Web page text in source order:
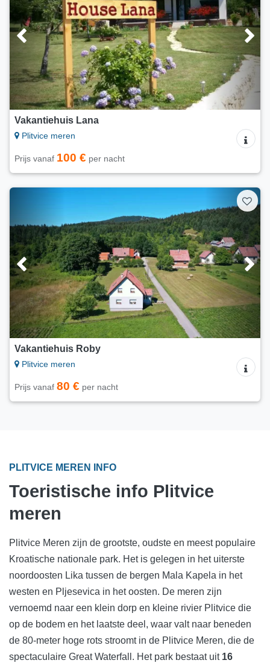
Vakantiehuis Lana
Plitvice meren
Prijs vanaf 100 € per nacht
Vakantiehuis Roby
Plitvice meren
Prijs vanaf 80 € per nacht
PLITVICE MEREN INFO
Toeristische info Plitvice
meren
Plitvice Meren zijn de grootste, oudste en meest populaire
Kroatische nationale park. Het is gelegen in het uiterste
noordoosten Lika tussen de bergen Mala Kapela in het
westen en Pljesevica in het oosten. De meren zijn
vernoemd naar een klein dorp en kleine rivier Plitvice die
op de bodem en het laatste deel, waar valt naar beneden
de 80-meter hoge rots stroomt in de Plitvice Meren, die de
spectaculaire Great Waterfall. Het park bestaat uit 16